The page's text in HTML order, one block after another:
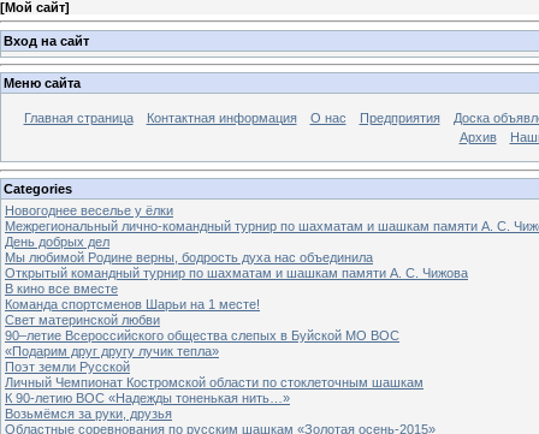
[Мой сайт]
Вход на сайт
Меню сайта
Главная страница Контактная информация О нас Предприятия
Доска
Архив
Categories
Новогоднее веселье у ёлки
Межрегиональный лично-командный турнир по шахматам и шашкам памяти А. С.
День добрых дел
Мы любимой Родине верны, бодрость духа нас объединила
Открытый командный турнир по шахматам и шашкам памяти А. С. Чижова
В кино все вместе
Команда спортсменов Шарьи на 1 месте!
Свет материнской любви
90–летие Всероссийского общества слепых в Буйской МО ВОС
«Подарим друг другу лучик тепла»
Поэт земли Русской
Личный Чемпионат Костромской области по стоклеточным шашкам
К 90-летию ВОС «Надежды тоненькая нить…»
Возьмёмся за руки, друзья
Областные соревнования по русским шашкам «Золотая осень-2015»